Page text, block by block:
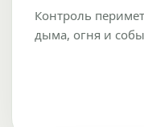
Контроль
дыма, огня и